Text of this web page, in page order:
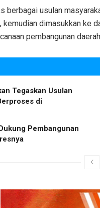
berbagai usulan
dimasukkan ke
pembangunan
Tegaskan Usulan
di
Pembangunan